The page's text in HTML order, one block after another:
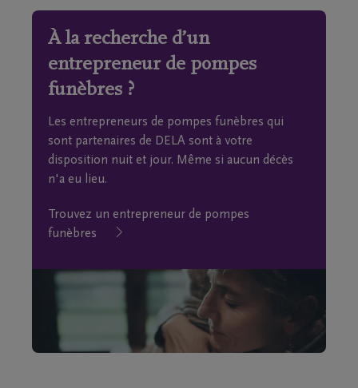
À la recherche d’un
entrepreneur de pompes
funèbres ?
Les entrepreneurs de pompes funèbres qui
sont partenaires de DELA sont à votre
disposition nuit et jour. Même si aucun décès
n'a eu lieu.
Trouvez un entrepreneur de pompes
funèbres